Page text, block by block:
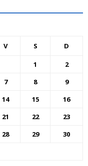
V S D
1
2
7 8
9
14 15
16
21 22
23
28 29
30